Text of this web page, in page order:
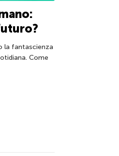
la fantascienza
Come